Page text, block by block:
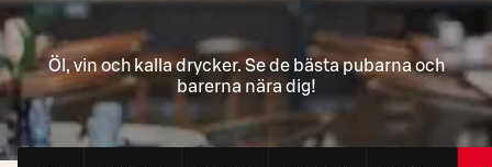
Öl, vin och kalla drycker. Se de bästa pubarna och
barerna nära dig!